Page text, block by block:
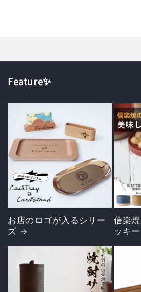
Feature✨
お店のロゴが入るシリー
ズ
信楽
ッキー